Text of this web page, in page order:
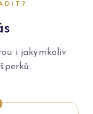
i jakýmkoliv